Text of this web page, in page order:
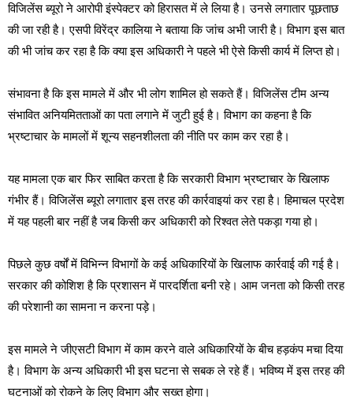
विजिलेंस ब्यूरो ने आरोपी इंस्पेक्टर को हिरासत में ले लिया है। उनसे लगातार पूछताछ
की जा रही है। एसपी विरेंद्र कालिया ने बताया कि जांच अभी जारी है। विभाग इस बात
की भी जांच कर रहा है कि क्या इस अधिकारी ने पहले भी ऐसे किसी कार्य में लिप्त हो।
संभावना है कि इस मामले में और भी लोग शामिल हो सकते हैं। विजिलेंस टीम अन्य
संभावित अनियमितताओं का पता लगाने में जुटी हुई है। विभाग का कहना है कि
भ्रष्टाचार के मामलों में शून्य सहनशीलता की नीति पर काम कर रहा है।
यह मामला एक बार फिर साबित करता है कि सरकारी विभाग भ्रष्टाचार के खिलाफ
गंभीर हैं। विजिलेंस ब्यूरो लगातार इस तरह की कार्रवाइयां कर रहा है। हिमाचल प्रदेश
में यह पहली बार नहीं है जब किसी कर अधिकारी को रिश्वत लेते पकड़ा गया हो।
पिछले कुछ वर्षों में विभिन्न विभागों के कई अधिकारियों के खिलाफ कार्रवाई की गई है।
सरकार की कोशिश है कि प्रशासन में पारदर्शिता बनी रहे। आम जनता को किसी तरह
की परेशानी का सामना न करना पड़े।
इस मामले ने जीएसटी विभाग में काम करने वाले अधिकारियों के बीच हड़कंप मचा दिया
है। विभाग के अन्य अधिकारी भी इस घटना से सबक ले रहे हैं। भविष्य में इस तरह की
घटनाओं को रोकने के लिए विभाग और सख्त होगा।